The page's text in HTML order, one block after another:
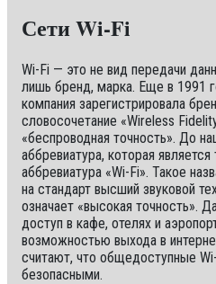
Сети Wi-Fi
Wi-Fi — это не вид передачи
лишь бренд, марка. Еще в 1991
компания зарегистрировала
словосочетание «Wireless
«беспроводная точность». До
аббревиатура, которая
аббревиатура «Wi-Fi». Такое
на стандарт высший звуковой
означает «высокая точность».
доступ в кафе, отелях и
возможностью выхода в
считают, что общедоступные
безопасными.